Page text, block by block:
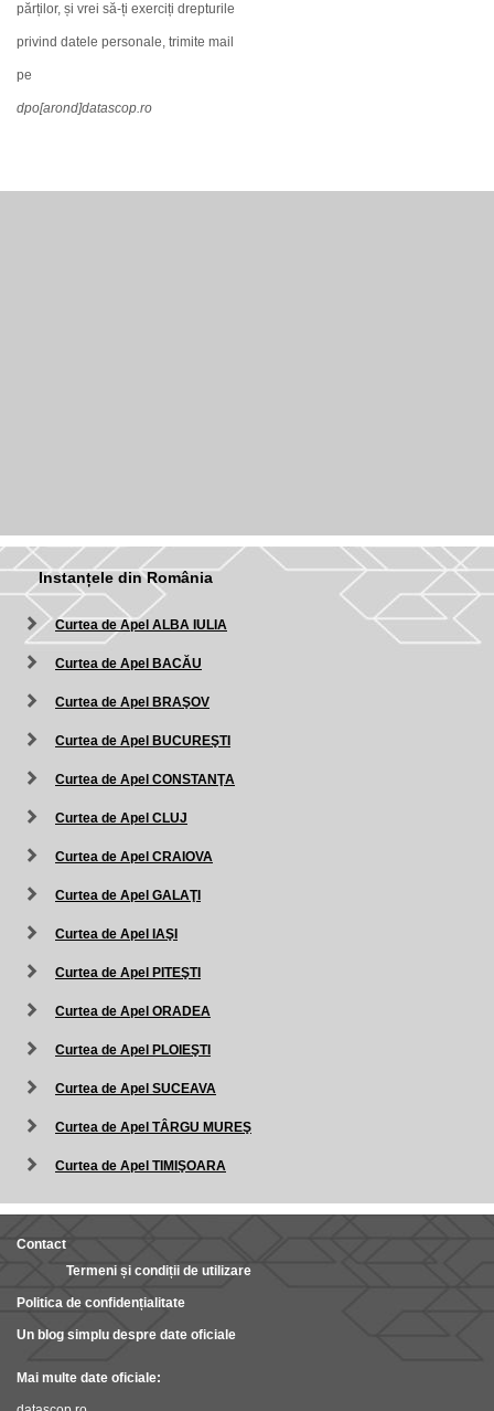
părților, și vrei să-ți exerciți drepturile
privind datele personale, trimite mail
pe
dpo[arond]datascop.ro
Instanțele din România
Curtea de Apel ALBA IULIA
Curtea de Apel BACĂU
Curtea de Apel BRAŞOV
Curtea de Apel BUCUREŞTI
Curtea de Apel CONSTANŢA
Curtea de Apel CLUJ
Curtea de Apel CRAIOVA
Curtea de Apel GALAŢI
Curtea de Apel IAŞI
Curtea de Apel PITEŞTI
Curtea de Apel ORADEA
Curtea de Apel PLOIEŞTI
Curtea de Apel SUCEAVA
Curtea de Apel TÂRGU MUREŞ
Curtea de Apel TIMIŞOARA
Contact
Termeni și condiții de utilizare
Politica de confidențialitate
Un blog simplu despre date oficiale
Mai multe date oficiale: